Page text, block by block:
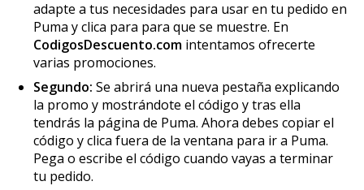
adapte a tus necesidades para usar en tu pedido en
Puma y clica para para que se muestre. En
CodigosDescuento.comintentamos ofrecerte
varias promociones.
Segundo: Se abrirá una nueva pestaña explicando
la promo y mostrándote el código y tras ella
tendrás la página de Puma. Ahora debes copiar el
código y clica fuera de la ventana para ir a Puma.
Pega o escribe el código cuando vayas a terminar
tu pedido.